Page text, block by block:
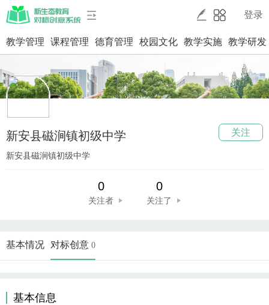
登录
教学管理 课程管理 德育管理 校园文化 教学实施 教学研发
新安县磁涧镇初级中学 关注
新安县磁涧镇初级中学
0
关注者
0
关注了
基本情况 对标创意 0
基本信息